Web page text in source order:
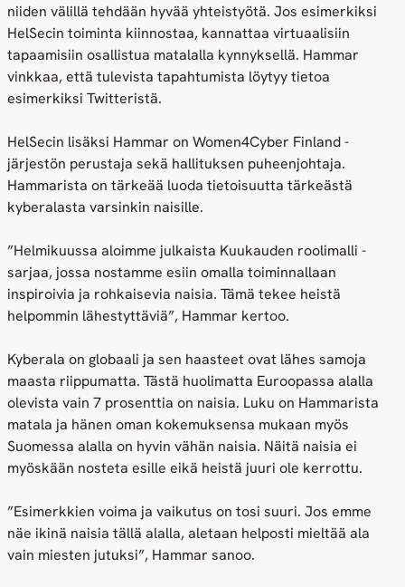
niiden välillä tehdään hyvää yhteistyötä. Jos esimerkiksi
HelSecin toiminta kiinnostaa, kannattaa virtuaalisiin
tapaamisiin osallistua matalalla kynnyksellä. Hammar
vinkkaa, että tulevista tapahtumista löytyy tietoa
esimerkiksi Twitteristä.
HelSecin lisäksi Hammar on Women4Cyber Finland -
järjestön perustaja sekä hallituksen puheenjohtaja.
Hammarista on tärkeää luoda tietoisuutta tärkeästä
kyberalasta varsinkin naisille.
”Helmikuussa aloimme julkaista Kuukauden roolimalli -
sarjaa, jossa nostamme esiin omalla toiminnallaan
inspiroivia ja rohkaisevia naisia. Tämä tekee heistä
helpommin lähestyttäviä”, Hammar kertoo.
Kyberala on globaali ja sen haasteet ovat lähes samoja
maasta riippumatta. Tästä huolimatta Euroopassa alalla
olevista vain 7 prosenttia on naisia. Luku on Hammarista
matala ja hänen oman kokemuksensa mukaan myös
Suomessa alalla on hyvin vähän naisia. Näitä naisia ei
myöskään nosteta esille eikä heistä juuri ole kerrottu.
”Esimerkkien voima ja vaikutus on tosi suuri. Jos emme
näe ikinä naisia tällä alalla, aletaan helposti mieltää ala
vain miesten jutuksi”, Hammar sanoo.